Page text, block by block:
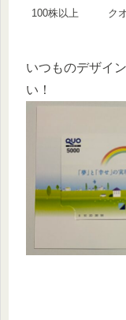
100株以上 ク
いつものデザイ
い！